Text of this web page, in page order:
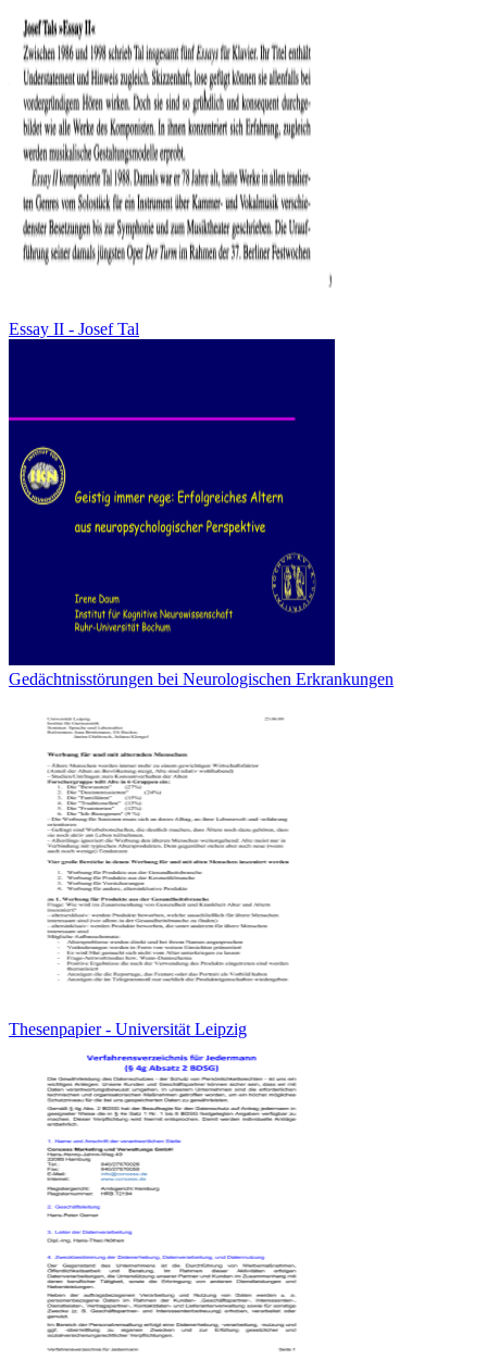
Essay II - Josef Tal
Gedächtnisstörungen bei Neurologischen Erkrankungen
Thesenpapier - Universität Leipzig